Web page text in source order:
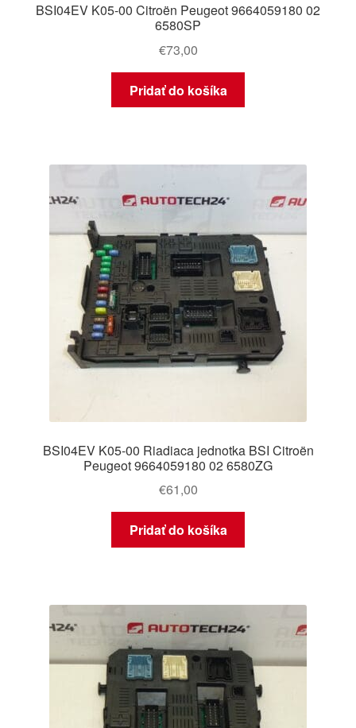
BSI04EV K05-00 Citroën Peugeot 9664059180 02
6580SP
€73,00
Pridať do košíka
BSI04EV K05-00 Riadiaca jednotka BSI Citroën
Peugeot 9664059180 02 6580ZG
€61,00
Pridať do košíka